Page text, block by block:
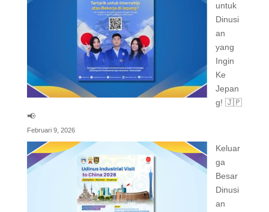
untuk
Dinusi
an
yang
Ingin
Ke
Jepan
g! 🇯🇵
📢
Februari 9, 2026
Keluar
ga
Besar
Dinusi
an